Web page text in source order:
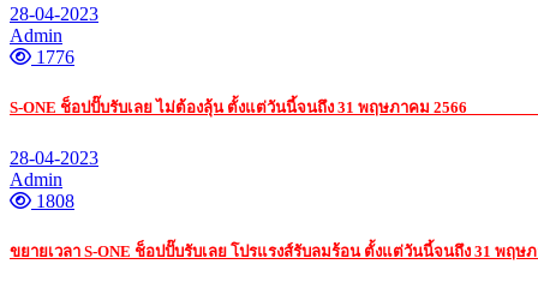
28-04-2023
Admin
1776
S-ONE ช็อปปั๊บรับเลย ไม่ต้องลุ้น ตั้งแต่วันนี้จนถึง 31 พฤษภาคม 2566
28-04-2023
Admin
1808
ขยายเวลา S-ONE ช็อปปั๊บรับเลย โปรแรงส์รับลมร้อน ตั้งแต่วันนี้จนถึง 31 พฤษ